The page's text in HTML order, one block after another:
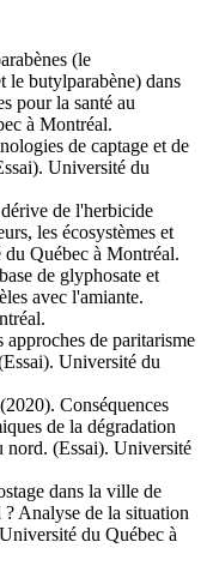
(le
le butylparabène) dans
pour la santé au
à Montréal.
de captage et de
Université du
de l'herbicide
les écosystèmes et
Québec à Montréal.
de glyphosate et
avec l'amiante.
de paritarisme
Université du
Conséquences
de la dégradation
nord. (Essai). Université
dans la ville de
Analyse de la situation
du Québec à